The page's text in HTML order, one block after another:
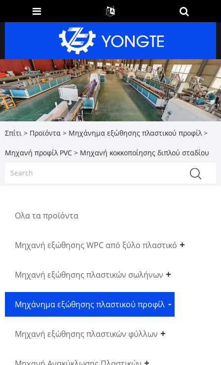
Σπίτι > Προϊόντα > Μηχάνημα εξώθησης πλαστικού προφίλ>
Μηχανή προφίλ PVC > Μηχανή κοκκοποίησης διπλού σταδίου
Ολα τα προϊόντα
Μηχανή εξώθησης WPC από ξύλο πλαστικό
Μηχανή εξώθησης πλαστικών σωλήνων
Μηχάνημα εξώθησης πλαστικού προφίλ
Μηχανή εξώθησης πλαστικών φύλλων